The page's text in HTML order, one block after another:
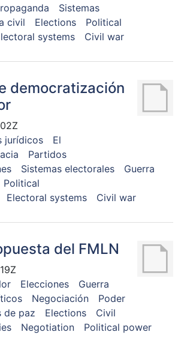
Sistemas
civil Elections
Political
systems Civil war
democratización
jurídicos
El
Partidos
Sistemas electorales
Guerra
Political
Electoral systems Civil war
del FMLN
Elecciones
Guerra
Negociación
Poder
de paz Elections
Civil
Negotiation Political power